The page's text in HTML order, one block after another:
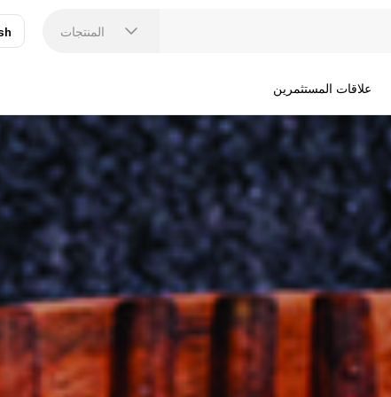
المنتجات
علاقات المستثمرين